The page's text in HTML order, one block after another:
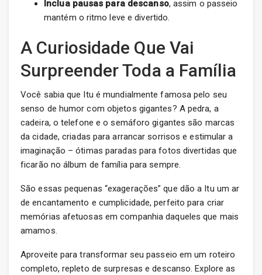
Inclua pausas para descanso, assim o passeio
mantém o ritmo leve e divertido.
A Curiosidade Que Vai
Surpreender Toda a Família
Você sabia que Itu é mundialmente famosa pelo seu
senso de humor com objetos gigantes? A pedra, a
cadeira, o telefone e o semáforo gigantes são marcas
da cidade, criadas para arrancar sorrisos e estimular a
imaginação – ótimas paradas para fotos divertidas que
ficarão no álbum de família para sempre.
São essas pequenas “exagerações” que dão a Itu um ar
de encantamento e cumplicidade, perfeito para criar
memórias afetuosas em companhia daqueles que mais
amamos.
Aproveite para transformar seu passeio em um roteiro
completo, repleto de surpresas e descanso. Explore as